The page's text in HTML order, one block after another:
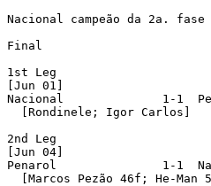
Nacional campeão da 2a. fase
Final
1st Leg
[Jun 01]
Nacional              1-1
  [Rondinele; Igor Carlos]
2nd Leg
[Jun 04]
Penarol               1-1
[Marcos Pezão 46f; He-Man